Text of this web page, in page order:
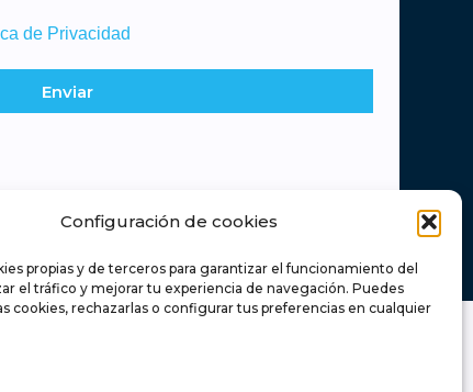
Configuración de cookies
propias y de terceros para garantizar el funcionamiento del
el tráfico y mejorar tu experiencia de navegación. Puedes
cookies, rechazarlas o configurar tus preferencias en cualquier
de Privacidad
Enviar